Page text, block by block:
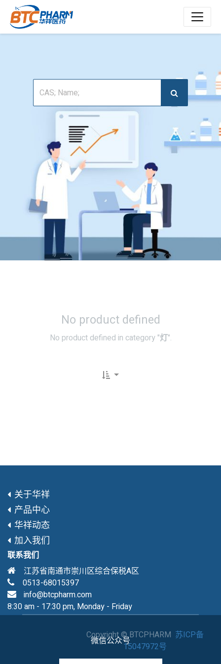
No product defined
No product defined in category "灯".
关于华祥
产品中心
华祥动态
加入我们
联系我们
江苏省南通市崇川区综合保税A区
0513-68015397
info@btcpharm.com
8:30 am - 17:30 pm, Monday - Friday
微信公众号
Copyright © BTCPHARM 苏ICP备
15047972号